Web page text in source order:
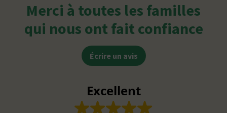
Merci à toutes les familles
qui nous ont fait confiance
Écrire un avis
Excellent